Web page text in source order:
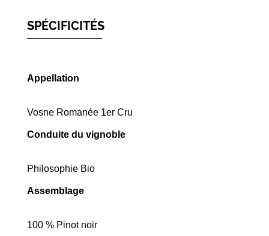
SPÉCIFICITÉS
Appellation
Vosne Romanée 1er Cru
Conduite du vignoble
Philosophie Bio
Assemblage
100 % Pinot noir